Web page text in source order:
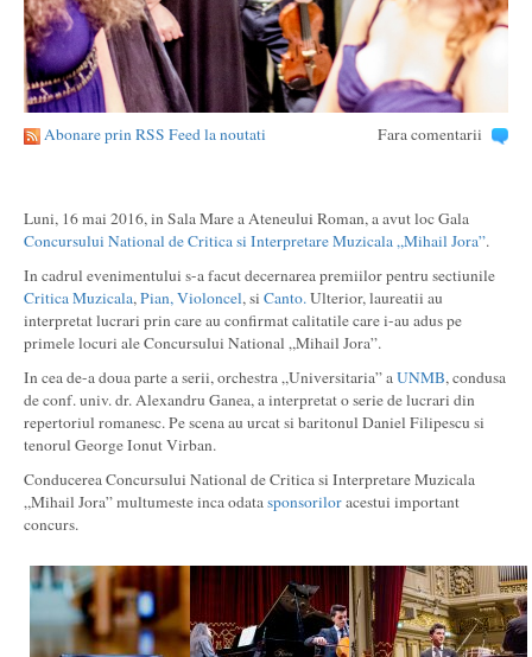
Abonare prin RSS Feed la noutati Fara comentarii
Luni, 16 mai 2016, in Sala Mare a Ateneului Roman, a avut loc Gala
Concursului National de Critica si Interpretare Muzicala „Mihail Jora”.
In cadrul evenimentului s-a facut decernarea premiilor pentru sectiunile
Critica Muzicala,Pian,Violoncel, si Canto.Ulterior, laureatii au
interpretat lucrari prin care au confirmat calitatile care i-au adus pe
primele locuri ale Concursului National „Mihail Jora”.
In cea de-a doua parte a serii, orchestra „Universitaria” aUNMB, condusa
de conf. univ. dr. Alexandru Ganea, a interpretat o serie de lucrari din
repertoriul romanesc. Pe scena au urcat si baritonul Daniel Filipescu si
tenorul George Ionut Virban.
Conducerea Concursului National de Critica si Interpretare Muzicala
„Mihail Jora” multumeste inca odatasponsoriloracestui important
concurs.